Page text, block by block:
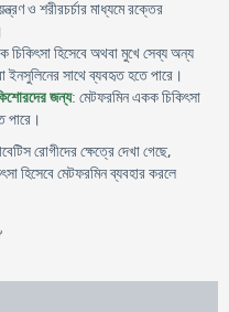
ও শরীরচর্চার মাধ্যমে রক্তের
চিকিৎসা হিসেবে অথবা মুখে সেব্য অন্য
ইনসুলিনের সাথে ব্যবহৃত হতে পারে।
জন্য: মেটফরমিনএকক চিকিৎসা
পারে।
রোগীদের ক্ষেত্রে দেখা গেছে,
হিসেবে মেটফরমিন ব্যবহার করলে
'